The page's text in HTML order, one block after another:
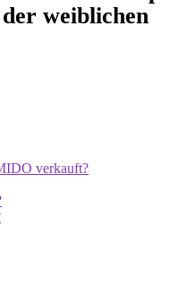
weiblichen
verkauft?